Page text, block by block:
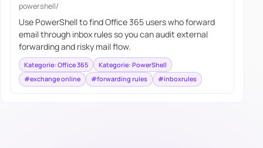
powershell/
Use PowerShell to find Office 365 users who forward
email through inbox rules so you can audit external
forwarding and risky mail flow.
Kategorie: Office 365
Kategorie: PowerShell
#exchange online
#forwarding rules #inboxrules